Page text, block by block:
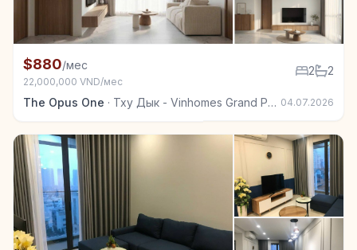
Квартира в аренду в Тху Дык - Vinhomes Grand
$880/мес
22,000,000 VND/мес
2 2
The Opus One · Тху Дык - Vinhomes Grand Park 04.07.2026